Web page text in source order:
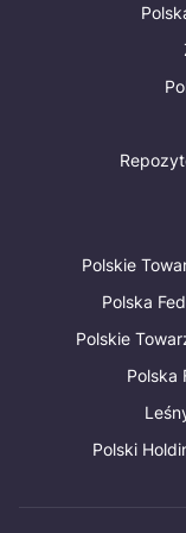
Polskie
Polska
Polskie
Polska
Polski